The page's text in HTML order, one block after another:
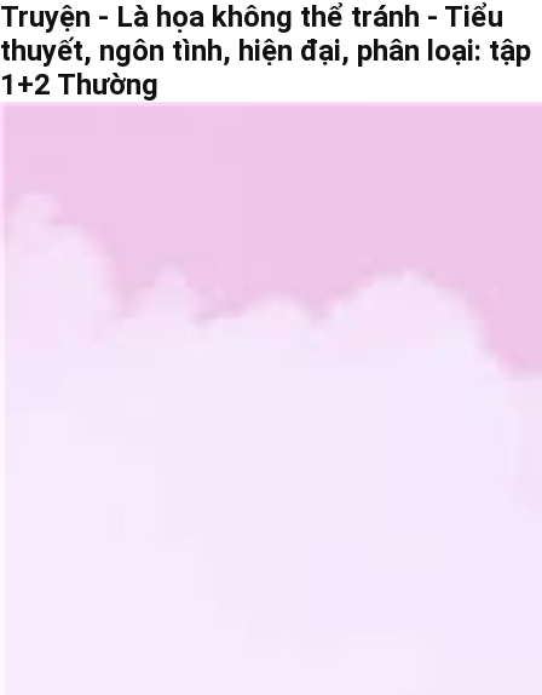
Truyện - Là họa không thể tránh - Tiểu
thuyết, ngôn tình, hiện đại, phân loại: tập
1+2 Thường